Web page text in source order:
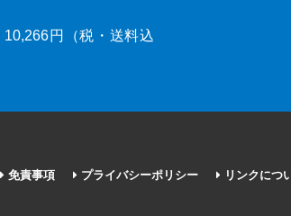
円（税・送料込
免責事項 プライバシーポリシー リンクにつ